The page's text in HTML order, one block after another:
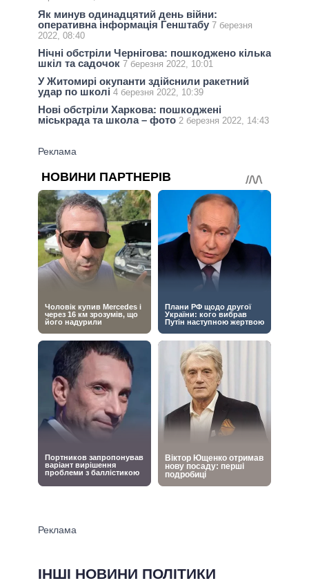
Як минув одинадцятий день війни:
оперативна інформація Генштабу 7 березня
2022, 08:40
Нічні обстріли Чернігова: пошкоджено кілька
шкіл та садочок 7 березня 2022, 10:01
У Житомирі окупанти здійснили ракетний
удар по школі 4 березня 2022, 10:39
Нові обстріли Харкова: пошкоджені
міськрада та школа – фото 2 березня 2022, 14:43
ІНШІ НОВИНИ ПОЛІТИКИ